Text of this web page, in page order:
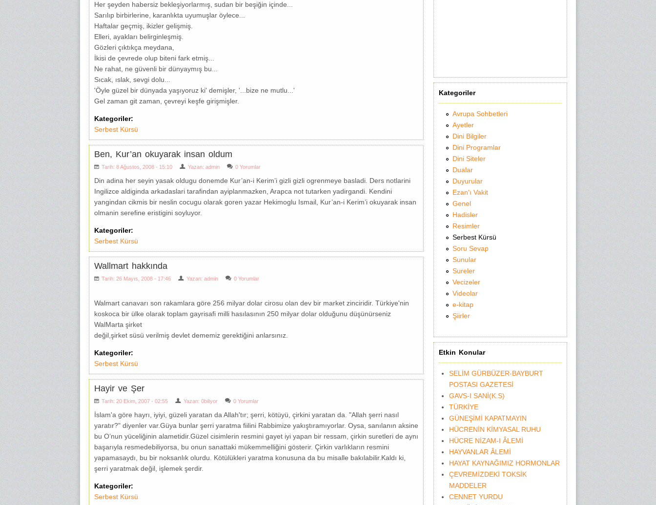
Her şeyden habersiz bekleşiyorlarmış, sudan bir beşiğin içinde...
Sarılıp birbirlerine, karanlıkta uyumuşlar öylece...
Haftalar geçmiş, ikizler gelişmiş.
Elleri, ayakları belirginleşmiş.
Gözleri çıktıkça meydana,
İkisi de çevrede olup biteni fark etmiş...
Ne rahat, ne güvenli bir dünyaymış bu...
Sıcak, ıslak, sevgi dolu...
'Öyle güzel bir dünyada yaşıyoruz ki' demişler, '...bize ne mutlu...'
Gel zaman git zaman, çevreyi keşfe girişmişler.
Kategoriler:
Serbest Kürsü
Ben, Kur’an okuyarak insan oldum
Tarih: 8 Ağustos, 2008 - 15:10 Yazan: admin 0 Yorumlar
Din adina her seyin yasak oldugu donemde Kur’an-i Kerim’i gizli gizli ogrenmeye basladi. Ders notlarini
Ingilizce aldiginda arkadaslari tarafindan ayiplanmazken, Arapca not tutarken yadirgandi. Kendini
yangindan cikmis bir neslin cocugu olarak goren yazar Hekimoglu Ismail, Kur’an-i Kerim’i okuyarak insan
olmanin serefine eristigini soyluyor.
Kategoriler:
Serbest Kürsü
Wallmart hakkında
Tarih: 26 Mayıs, 2008 - 17:46 Yazan: admin 0 Yorumlar
Walmart canavarı son rakamlara göre 256 milyar dolar cirosu olan dev bir market zinciridir. Türkiye'nin
koskoca bir ülke olarak toplam gayrisafi milli hasılasının 250 milyar dolar olduğunu düşünürseniz
WalMarta şirket
değil,şirket süsü verilmiş devlet dememiz gerektiğini anlarsınız.
Kategoriler:
Serbest Kürsü
Hayir ve Şer
Tarih: 20 Ekim, 2007 - 02:55 Yazan: 0biliyor 0 Yorumlar
İslam'a göre hayrı, iyiyi, güzeli yaratan da Allah'tır; şerri, kötüyü, çirkini yaratan da. "Allah şerri nasıl
yaratır?" diyenler var.Güya bunlar şerri yaratma fiilini Rabbimize yakıştıramıyorlar. Oysa, sanılanın aksine
bu O’nun yüceliğinin alametidir.Güzel cisimlerin resmini gayet iyi yapan bir ressam, çirkin suretleri de aynı
başarıyla resmedebiliyorsa, bu onun sanattaki mükemmelliğini gösterir. Çirkin varlıkların resmini
yapamasaydı, bu bir noksanlık olurdu. Kötülükleri yaratma konusuna da bu misalle bakılabilir.Kaldı ki,
şerri yaratmak değil, işlemek şerdir.
Kategoriler:
Serbest Kürsü
Kategoriler
Avrupa Sohbetleri
Ayetler
Dini Bilgiler
Dini Programlar
Dini Siteler
Dualar
Duyurular
Ezan'ı Vakit
Genel
Hadisler
Resimler
Serbest Kürsü
Soru Sevap
Sunular
Sureler
Vecizeler
Videolar
e-kitap
Şiirler
Etkin Konular
SELİM GÜRBÜZER-BAYBURT
POSTASI GAZETESİ
GAVS-I SANİ(K.S)
TÜRKİYE
GÜNEŞİMİ KAPATMAYIN
HÜCRENİN KİMYASAL RUHU
HÜCRE NİZAM-I ÂLEMİ
HAYVANLAR ÂLEMİ
HAYAT KAYNAĞIMIZ HORMONLAR
ÇEVREMİZDEKİ TOKSİK
MADDELER
CENNET YURDU